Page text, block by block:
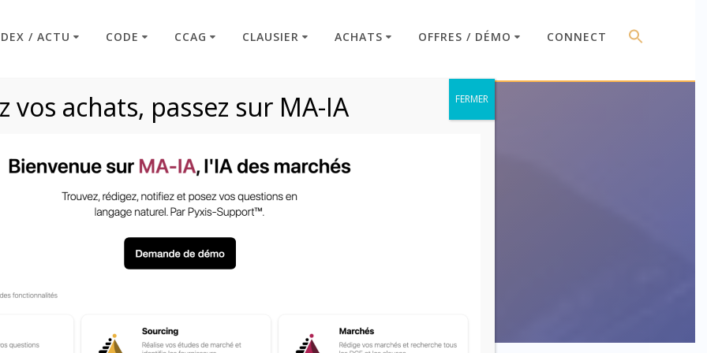
/ ACTU CODE CCAG CLAUSIER ACHATS OFFRES / DÉMO CONNECT
Plan d’action Achat
Code : Commande Publique
vos achats, passez sur MA-IA FERMER